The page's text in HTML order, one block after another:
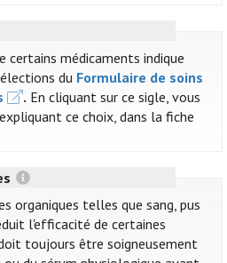
certains médicaments indique
du Formulaire de soins
. En cliquant sur ce sigle, vous
ce choix, dans la fiche
organiques telles que sang, pus
l'efficacité de certaines
toujours être soigneusement